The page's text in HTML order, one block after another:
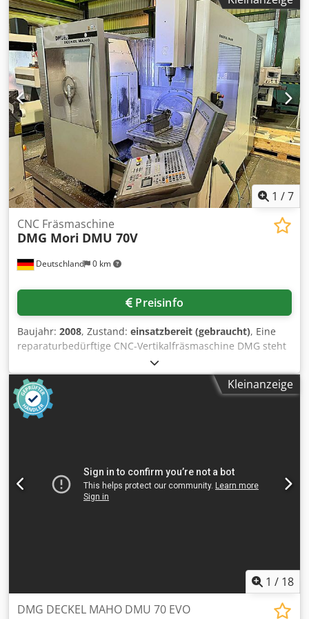
fach Werkzeugwechsler el. Handrad Späneförderer IKZ
Absaugung Technische Daten / technical details: X-Weg /
X-travel 860 mm Dcsdsy Hqmhopfx Ahtok Y-Weg / Y-travel
560 mm Z-Weg / Z-travel 600 mm Spindelaufnahme /
spindle taper SK 40 Drehzahlbereich / spindle speed 0-
10000 UpM /rpm Eilgang X,Y,Z / rapid feed X,Y,Z 24,24,20
m/min Tischaufspannfläche / table clamping area
1000x560 mm Werkzeugwechselmagazinplätze / number
of tool places in changer 24 Antriebleistung Spindel 40%ED
/ drive capacity spindle 40%ED 18,5 kW Gewicht ca. /
weight 6.500 kg Technische Daten, Zubehör und
Beschreibung der Maschine sind unverbindlich - Technical
data, accessories and description of the machine are not
binding.
1 /7
Deutschland 0 km
CNC Fräsmaschine
DMG Mori DMU 70V
Preisinfo
Baujahr: 2008, Zustand: einsatzbereit (gebraucht), Eine
reparaturbedürftige CNC-Vertikalfräsmaschine DMG steht
zur Verfügung. Verfahrweg X/Y/Z: 750mm/600mm/520mm,
Tischdurchmesser: 700mm, Schwenkung B: -5°/110°, max.
Werkstückdurchmesser: 800mm, max. Werkstückhöhe:
590mm, max. Werkstückgewicht: 350kg,
Werkzeugaufnahme: SK40, Drehzahl: 14000U/min,
Maschinendimensionen X/Y/Z: ca.
5600mm/5000mm/3000mm, Gewicht: ca. 6000kg,
Steuerung: Heidenhain iTNC530 3D, Betriebsstunden: ca.
Besichtigung vor Ort ist möglich. Dedpezidixofx Ahtock
Kleinanzeige
1 / 18
DMG DECKEL MAHO DMU 70 EVO